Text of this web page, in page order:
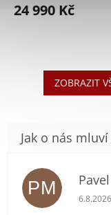
24 990 Kč
ZOBRAZIT
PM
6.8.2026